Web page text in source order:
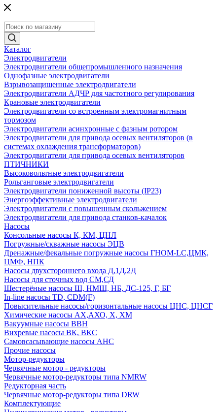
Каталог
Электродвигатели
Электродвигатели общепромышленного назначения
Однофазные электродвигатели
Взрывозащищенные электродвигатели
Электродвигатели АДЧР для частотного регулирования
Крановые электродвигатели
Электродвигатели со встроенным электромагнитным
тормозом
Электродвигатели асинхронные с фазным ротором
Электродвигатели для привода осевых вентиляторов (в
системах охлаждения трансформаторов)
Электродвигатели для привода осевых вентиляторов
ПТИЧНИКИ
Высоковольтные электродвигатели
Рольганговые электродвигатели
Электродвигатели пониженной высоты (IP23)
Энергоэффективные электродвигатели
Электродвигатели с повышенным скольжением
Электродвигатели для привода станков-качалок
Насосы
Консольные насосы К, КМ, ЦНЛ
Погружные/скважные насосы ЭЦВ
Дренажные/фекальные погружные насосы ГНОМ-LC,ЦМК,
ЦМФ, НПК
Насосы двухстороннего входа Д,1Д,2Д
Насосы для сточных вод СМ,СД
Шестерёные насосы Ш, НМШ, НБ, ДС-125, Г, БГ
In-line насосы TD, CDM(F)
Повысительные насосы/горизонтальные насосы ЦНС, ЦНСГ
Химические насосы АХ,АХО, Х, ХМ
Вакуумные насосы ВВН
Вихревые насосы ВК, ВКС
Самовсасывающие насосы АНС
Прочие насосы
Мотор-редукторы
Червячные мотор - редукторы
Червячные мотор-редукторы типа NMRW
Редукторная часть
Червячные мотор-редукторы типа DRW
Комплектующие